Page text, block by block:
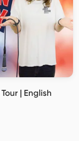
| English